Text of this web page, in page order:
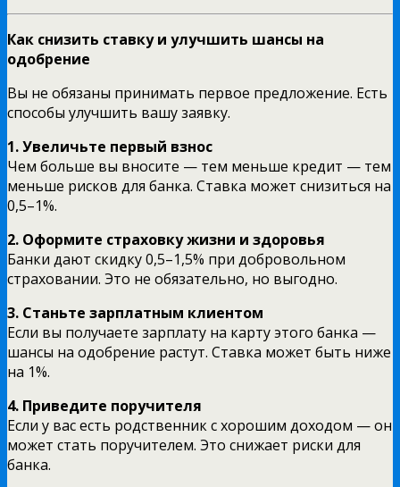
Как снизить ставку и улучшить шансы на
одобрение
Вы не обязаны принимать первое предложение. Есть
способы улучшить вашу заявку.
1. Увеличьте первый взнос
Чем больше вы вносите — тем меньше кредит — тем
меньше рисков для банка. Ставка может снизиться на
0,5–1%.
2. Оформите страховку жизни и здоровья
Банки дают скидку 0,5–1,5% при добровольном
страховании. Это не обязательно, но выгодно.
3. Станьте зарплатным клиентом
Если вы получаете зарплату на карту этого банка —
шансы на одобрение растут. Ставка может быть ниже
на 1%.
4. Приведите поручителя
Если у вас есть родственник с хорошим доходом — он
может стать поручителем. Это снижает риски для
банка.